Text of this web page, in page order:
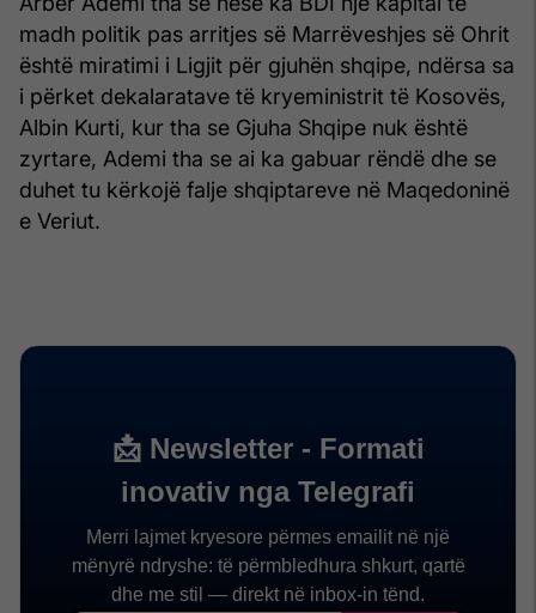
madh politik pas arritjes së Marrëveshjes së Ohrit
është miratimi i Ligjit për gjuhën shqipe, ndërsa sa
i përket dekalaratave të kryeministrit të Kosovës,
Albin Kurti, kur tha se Gjuha Shqipe nuk është
zyrtare, Ademi tha se ai ka gabuar rëndë dhe se
duhet tu kërkojë falje shqiptareve në Maqedoninë
e Veriut.